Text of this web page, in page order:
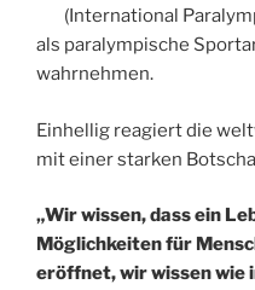
(International
als paralympische
wahrnehmen.
Einhellig reagiert die
mit einer starken
„Wir wissen, dass ein
Möglichkeiten für
eröffnet, wir wissen wie